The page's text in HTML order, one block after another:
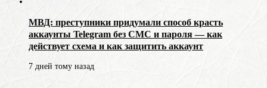
МВД: преступники придумали способ красть
аккаунты Telegram без СМС и пароля — как
действует схема и как защитить аккаунт
7 дней тому назад